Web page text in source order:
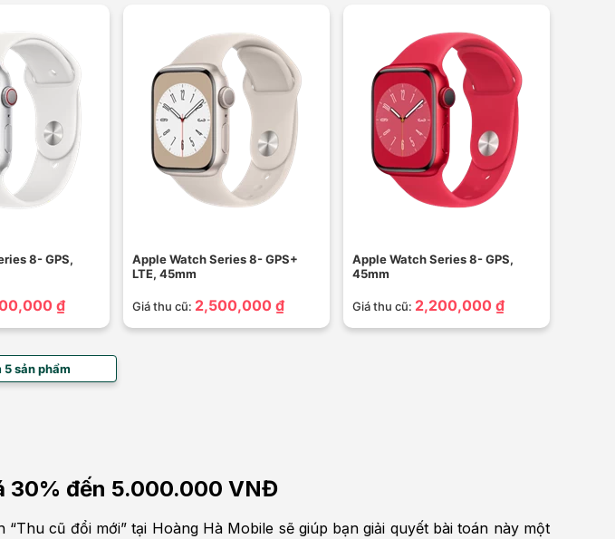
8- GPS,
₫
Apple Watch Series 8- GPS+
LTE, 45mm
Giá thu cũ: 2,500,000 ₫
Apple Watch Series 8- GPS,
45mm
Giá thu cũ: 2,200,000 ₫
5 sản phẩm
30% đến 5.000.000 VNĐ
cũ đổi mới” tại Hoàng Hà Mobile sẽ giúp bạn giải quyết bài toán này một